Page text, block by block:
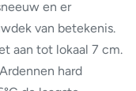
en er
van betekenis.
aan tot lokaal 7 cm.
hard